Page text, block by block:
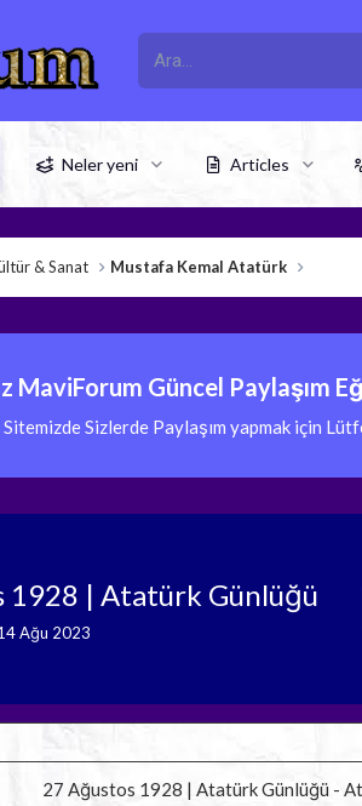
Neler yeni Articles
& Sanat Mustafa Kemal Atatürk
MaviForum Güncel Paylaşım
Sizlerde Paylaşım yapmak için
1928 | Atatürk Günlüğü
Ağu 2023
27 Ağustos 1928 | Atatürk Günlüğü -